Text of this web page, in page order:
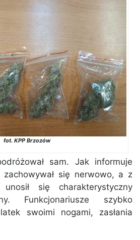
fot. KPP Brzozów
sam. Jak informuje
zachowywał się nerwowo, a z
się charakterystyczny
Funkcjonariusze szybko
swoimi nogami, zasłania